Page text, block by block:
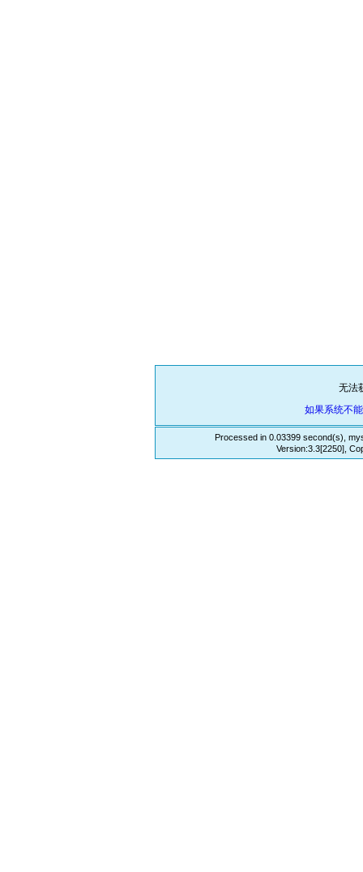
无法
如果系统不
Processed in 0.03399 second(s),
Version:3.3[2250],